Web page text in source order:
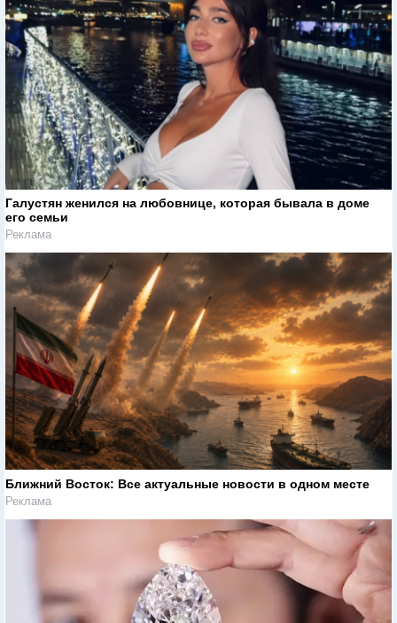
Галустян женился на любовнице, которая бывала в доме
его семьи
Реклама
Ближний Восток: Все актуальные новости в одном месте
Реклама